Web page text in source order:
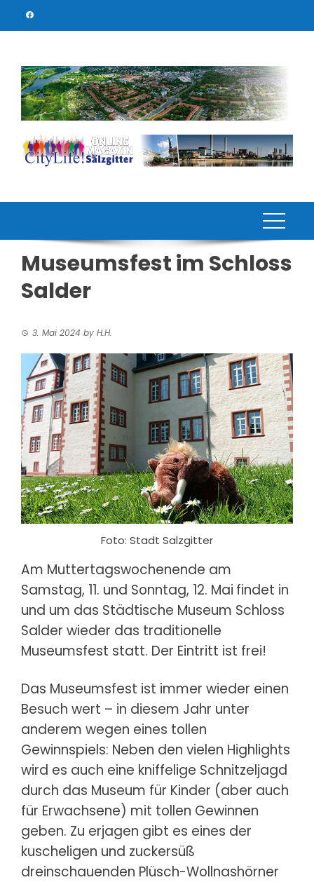
Museumsfest im Schloss
Salder
3. Mai 2024 by H.H.
Foto: Stadt Salzgitter
Am Muttertagswochenende am
Samstag, 11. und Sonntag, 12. Mai findet in
und um das Städtische Museum Schloss
Salder wieder das traditionelle
Museumsfest statt. Der Eintritt ist frei!
Das Museumsfest ist immer wieder einen
Besuch wert – in diesem Jahr unter
anderem wegen eines tollen
Gewinnspiels: Neben den vielen Highlights
wird es auch eine kniffelige Schnitzeljagd
durch das Museum für Kinder (aber auch
für Erwachsene) mit tollen Gewinnen
geben. Zu erjagen gibt es eines der
kuscheligen und zuckersüß
dreinschauenden Plüsch-Wollnashörner